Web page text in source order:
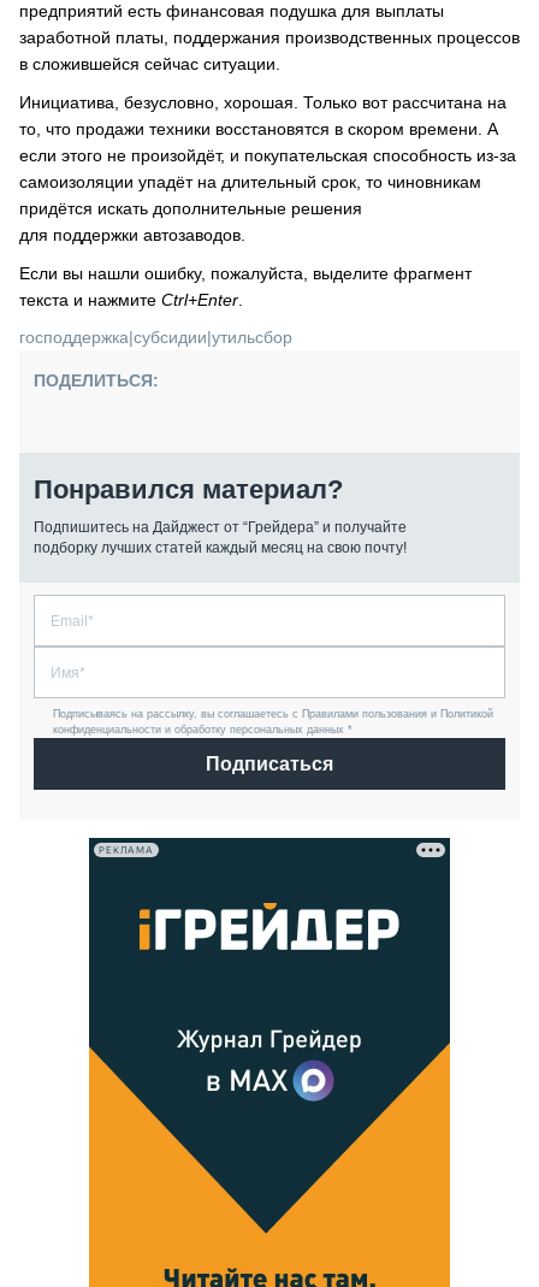
предприятий есть финансовая подушка для выплаты
заработной платы, поддержания производственных процессов
в сложившейся сейчас ситуации.
Инициатива, безусловно, хорошая. Только вот рассчитана на
то, что продажи техники восстановятся в скором времени. А
если этого не произойдёт, и покупательская способность из-за
самоизоляции упадёт на длительный срок, то чиновникам
придётся искать дополнительные решения
для поддержки автозаводов.
Если вы нашли ошибку, пожалуйста, выделите фрагмент
текста и нажмите Ctrl+Enter
господдержка|субсидии|утильсбор
ПОДЕЛИТЬСЯ:
Понравился материал?
Подпишитесь на Дайджест от “Грейдера” и получайте
подборку лучших статей каждый месяц на свою почту!
Подписываясь на рассылку, вы соглашаетесь с Правилами пользования и Политикой
конфиденциальности и обработку персональных данных *
Подписаться
РЕКЛАМА